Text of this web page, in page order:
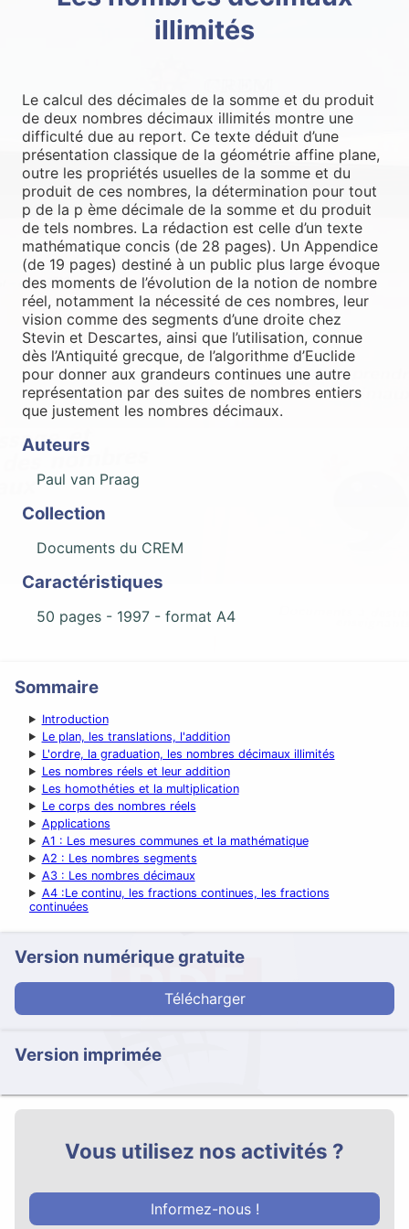
illimités
Le calcul des décimales de la somme et du produit
de deux nombres décimaux illimités montre une
difficulté due au report. Ce texte déduit d’une
présentation classique de la géométrie affine plane,
outre les propriétés usuelles de la somme et du
produit de ces nombres, la détermination pour tout
p de la p ème décimale de la somme et du produit
de tels nombres. La rédaction est celle d’un texte
mathématique concis (de 28 pages). Un Appendice
(de 19 pages) destiné à un public plus large évoque
des moments de l’évolution de la notion de nombre
réel, notamment la nécessité de ces nombres, leur
vision comme des segments d’une droite chez
Stevin et Descartes, ainsi que l’utilisation, connue
dès l’Antiquité grecque, de l’algorithme d’Euclide
pour donner aux grandeurs continues une autre
représentation par des suites de nombres entiers
que justement les nombres décimaux.
Auteurs
Paul van Praag
Collection
Documents du CREM
Caractéristiques
50 pages - 1997 - format A4
Sommaire
Introduction
Le plan, les translations, l'addition
L'ordre, la graduation, les nombres décimaux illimités
Les nombres réels et leur addition
Les homothéties et la multiplication
Le corps des nombres réels
Applications
A1 : Les mesures communes et la mathématique
A2 : Les nombres segments
A3 : Les nombres décimaux
A4 :Le continu, les fractions continues, les fractions
continuées
Version numérique gratuite
Télécharger
Version imprimée
Vous utilisez nos activités ?
Informez-nous !